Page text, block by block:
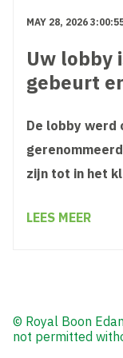
MAY 28, 2026
Uw lobby
gebeurt
De lobby werd
zijn tot in het
LEES MEER
© Royal Boon
not permitted